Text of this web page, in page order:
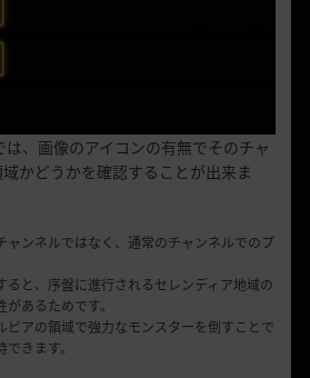
、画像のアイコンの有無でそのチャ
かどうかを確認することが出来ま
ャンネルではなく、通常のチャンネルでのプ
ると、序盤に進行されるセレンディア地域の
あるためです。
ビアの領域で強力なモンスターを倒すことで
きます。